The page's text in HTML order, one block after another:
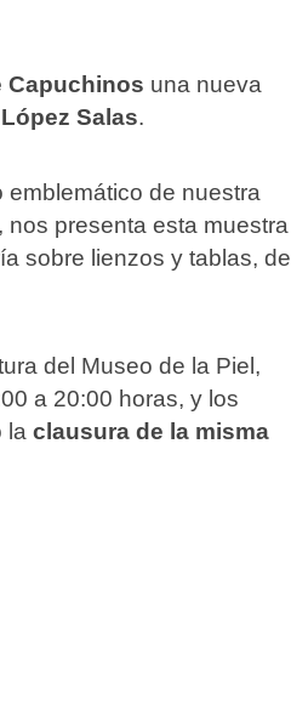
Capuchinos una nueva
Salas.
de nuestra
presenta esta muestra
sobre lienzos y tablas, de
del Museo de la Piel,
a 20:00 horas, y los
la clausura de la misma